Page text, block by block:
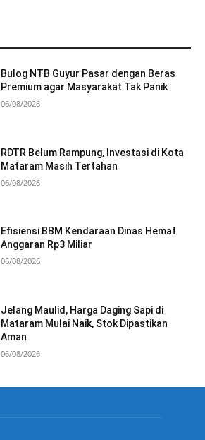
Bulog NTB Guyur Pasar dengan Beras
Premium agar Masyarakat Tak Panik
06/08/2026
RDTR Belum Rampung, Investasi di Kota
Mataram Masih Tertahan
06/08/2026
Efisiensi BBM Kendaraan Dinas Hemat
Anggaran Rp3 Miliar
06/08/2026
Jelang Maulid, Harga Daging Sapi di
Mataram Mulai Naik, Stok Dipastikan
Aman
06/08/2026